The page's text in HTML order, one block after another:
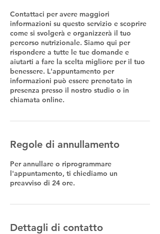
Contattaci per avere maggiori
informazioni su questo servizio e scoprire
come si svolgerà e organizzerà il tuo
percorso nutrizionale. Siamo qui per
rispondere a tutte le tue domande e
aiutarti a fare la scelta migliore per il tuo
benessere. L'appuntamento per
informazioni può essere prenotato in
presenza presso il nostro studio o in
chiamata online.
Regole di annullamento
Per annullare o riprogrammare
l'appuntamento, ti chiediamo un
preavviso di 24 ore.
Dettagli di contatto